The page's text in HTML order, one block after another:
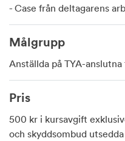
- Case från deltagarens
Målgrupp
Anställda på TYA-
Pris
500 kr i kursavgift
och skyddsombud